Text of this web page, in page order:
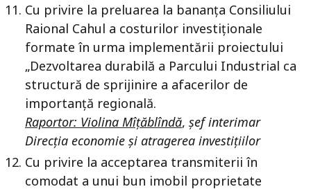
Cu privire la preluarea la bananța Consiliului
Raional Cahul a costurilor investiționale
formate în urma implementării proiectului
„Dezvoltarea durabilă a Parcului Industrial ca
structură de sprijinire a afacerilor de
importanță regională.
Raportor: Violina Mîțăblîndă, șef interimar
Direcția economie și atragerea investițiilor
Cu privire la acceptarea transmiterii în
comodat a unui bun imobil proprietate